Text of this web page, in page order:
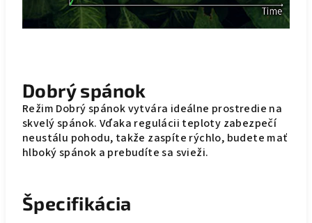
Dobrý spánok
Režim Dobrý spánok vytvára ideálne prostredie na
skvelý spánok. Vďaka regulácii teploty zabezpečí
neustálu pohodu, takže zaspíte rýchlo, budete mať
hlboký spánok a prebudíte sa svieži.
Špecifikácia